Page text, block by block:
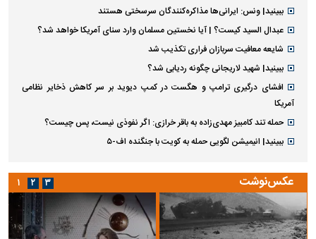
ببینید| ونس: ایرانی‌ها مذاکره‌کنندگان سرسختی هستند
عبدال السید کیست؟ | آیا نخستین مسلمان وارد سنای آمریکا خواهد شد؟
شایعه معافیت سربازان فراری تکذیب شد
ببینید| شهید لاریجانی چگونه ردیابی شد؟
افشای درگیری ترامپ و هگست در کمپ دیوید بر سر کاهش ذخایر نظامی
آمریکا
حمله تند کامبیز مهدی‌زاده به باقر خرازی: اگر نفوذی نیست، پس چیست؟
ببینید| انیمیشن لگویی حمله به کویت با جنگنده اف-۵
عکس‌نوشت ۱ ۲ ۳